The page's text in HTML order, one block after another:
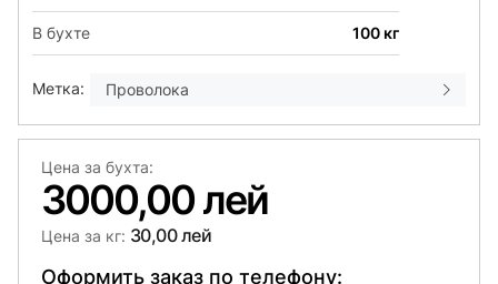
В бухте 100 кг
Метка: Проволока
Цена за бухта:
3000,00 лей
Цена за кг: 30,00 лей
Оформить заказ по телефону: